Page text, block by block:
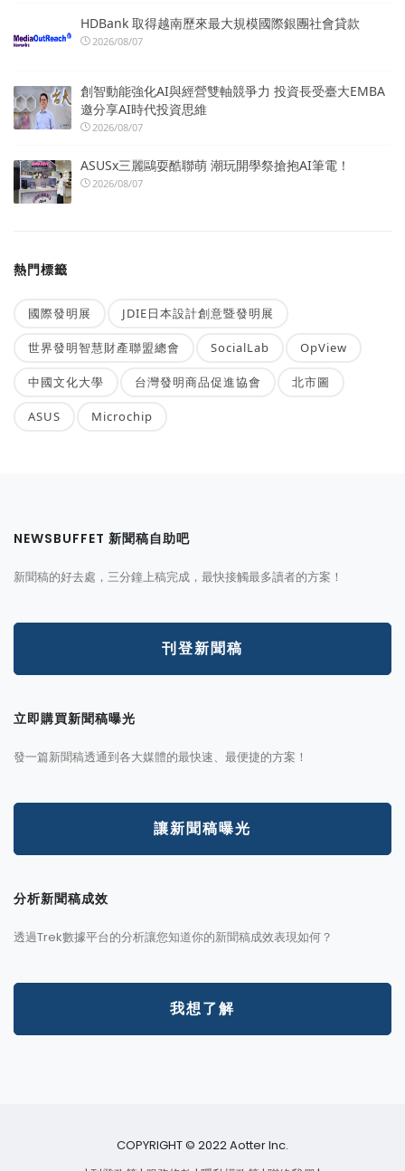
HDBank 取得越南歷來最大規模國際銀團社會貸款
2026/08/07
創智動能強化AI與經營雙軸競爭力 投資長受臺大EMBA
邀分享AI時代投資思維
2026/08/07
ASUSx三麗鷗耍酷聯萌 潮玩開學祭搶抱AI筆電！
2026/08/07
熱門標籤
國際發明展 JDIE日本設計創意暨發明展
世界發明智慧財產聯盟總會 SocialLab OpView
中國文化大學 台灣發明商品促進協會 北市圖
ASUS Microchip
NEWSBUFFET 新聞稿自助吧
新聞稿的好去處，三分鐘上稿完成，最快接觸最多讀者的方案！
刊登新聞稿
立即購買新聞稿曝光
發一篇新聞稿透通到各大媒體的最快速、最便捷的方案！
讓新聞稿曝光
分析新聞稿成效
透過Trek數據平台的分析讓您知道你的新聞稿成效表現如何？
我想了解
COPYRIGHT © 2022 Aotter Inc.